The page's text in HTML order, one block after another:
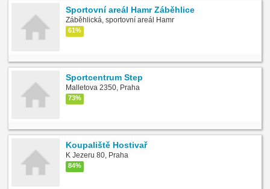
Sportovní areál Hamr Záběhlice
Záběhlická, sportovní areál Hamr
61%
Sportcentrum Step
Malletova 2350, Praha
73%
Koupaliště Hostivař
K Jezeru 80, Praha
84%